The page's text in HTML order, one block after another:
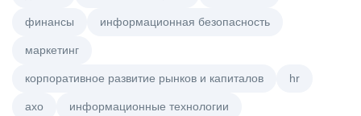
финансы информационная безопасность
маркетинг
корпоративное развитие рынков и капиталов hr
axo информационные технологии